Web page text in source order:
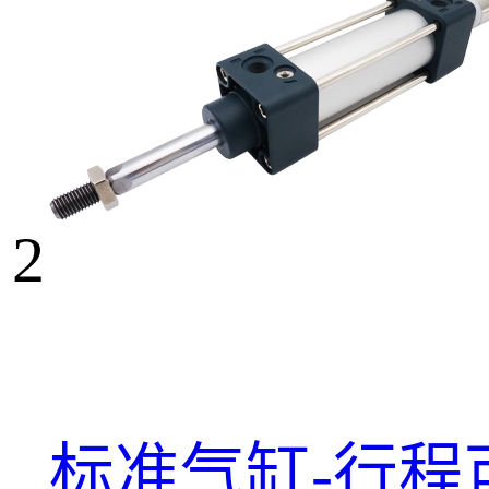
2
标准气缸-行程